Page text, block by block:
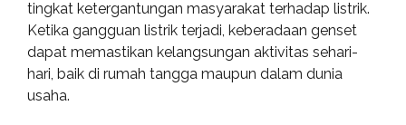
tingkat ketergantungan masyarakat terhadap listrik.
Ketika gangguan listrik terjadi, keberadaan genset
dapat memastikan kelangsungan aktivitas sehari-
hari, baik di rumah tangga maupun dalam dunia
usaha.